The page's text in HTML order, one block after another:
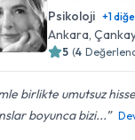
Psikoloji +1
Ankara,
5 (4
birlikte umutsuz
boyunca bizi...